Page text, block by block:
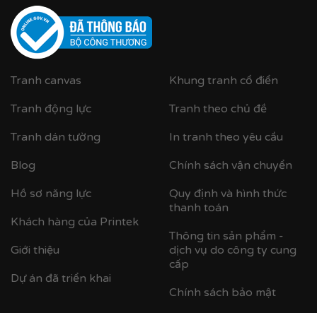
Cận cảnh khung nhựa composite bản khung nhỏ
Tranh canvas
Tranh động lực
Tranh dán tường
Blog
Hồ sơ năng lực
Khách hàng của Printek
Giới thiệu
Dự án đã triển khai
Khung tranh cổ điển
Tranh theo chủ đề
In tranh theo yêu cầu
Chính sách vận chuyển
Quy định và hình thức
thanh toán
Thông tin sản phẩm -
dịch vụ do công ty cung
cấp
Chính sách bảo mật